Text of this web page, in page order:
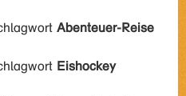
Abenteuer-Reise
Eishockey